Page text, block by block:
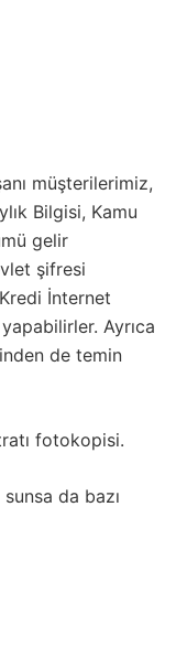
müşterilerimiz,
Bilgisi, Kamu
gelir
şifresi
İnternet
Ayrıca
de temin
fotokopisi.
da bazı